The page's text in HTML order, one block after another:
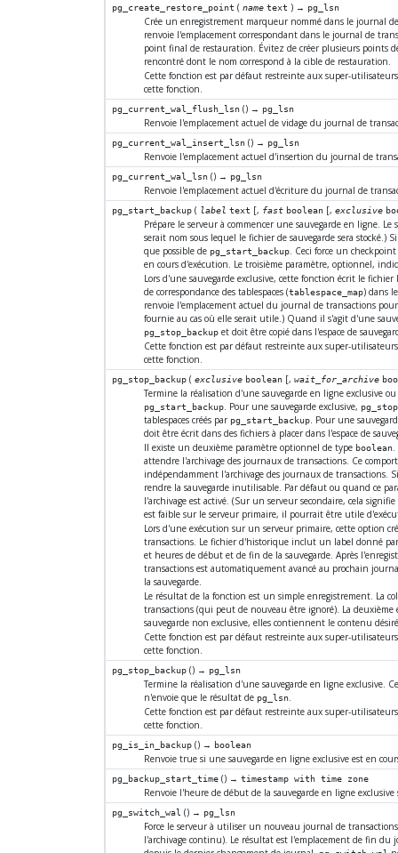
pg_create_restore_point (name text ) → pg_lsn
Crée un enregistrement marqueur nommé dans le journal
renvoie l'emplacement correspondant dans le journal de
point final de restauration. Évitez de créer plusieurs points
rencontré dont le nom correspond à la cible de restauration.
Cette fonction est par défaut restreinte aux super-
cette fonction.
pg_current_wal_flush_lsn () → pg_lsn
Renvoie l'emplacement actuel de vidage du journal de
pg_current_wal_insert_lsn () → pg_lsn
Renvoie l'emplacement actuel d'insertion du journal de
pg_current_wal_lsn () → pg_lsn
Renvoie l'emplacement actuel d'écriture du journal de
pg_start_backup ( label text [, fast boolean [,exclusive
Prépare le serveur à commencer une sauvegarde en ligne.
serait nom sous lequel le fichier de sauvegarde sera
que possible de pg_start_backup. Ceci force un
en cours d'exécution. Le troisième paramètre, optionnel,
Lors d'une sauvegarde exclusive, cette fonction écrit le fichier
de correspondance des tablespaces (tablespace_map) dans
renvoie l'emplacement actuel du journal de transactions
fournie au cas où elle serait utile.) Quand il s'agit d'une
pg_stop_backupet doit être copié dans l'espace de
Cette fonction est par défaut restreinte aux super-
cette fonction.
pg_stop_backup (exclusive boolean [,wait_for_archive
Termine la réalisation d'une sauvegarde en ligne exclusive
pg_start_backup. Pour une sauvegarde exclusive,
tablespaces créés par pg_start_backup. Pour une
doit être écrit dans des fichiers à placer dans l'espace de
Il existe un deuxième paramètre optionnel de type boolean.
attendre l'archivage des journaux de transactions. Ce
indépendamment l'archivage des journaux de transactions.
rendre la sauvegarde inutilisable. Par défaut ou quand ce
l'archivage est activé. (Sur un serveur secondaire, cela
est faible sur le serveur primaire, il pourrait être utile
Lors d'une exécution sur un serveur primaire, cette option
transactions. Le fichier d'historique inclut un label donné
et heures de début et de fin de la sauvegarde. Après
transactions est automatiquement avancé au prochain
la sauvegarde.
Le résultat de la fonction est un simple enregistrement. La
transactions (qui peut de nouveau être ignoré). La
sauvegarde non exclusive, elles contiennent le contenu
Cette fonction est par défaut restreinte aux super-
cette fonction.
pg_stop_backup () → pg_lsn
Termine la réalisation d'une sauvegarde en ligne exclusive.
n'envoie que le résultat de pg_lsn.
Cette fonction est par défaut restreinte aux super-
cette fonction.
pg_is_in_backup () → boolean
Renvoie true si une sauvegarde en ligne exclusive est en
pg_backup_start_time () →timestamp with time zone
Renvoie l'heure de début de la sauvegarde en ligne
pg_switch_wal () → pg_lsn
Force le serveur à utiliser un nouveau journal de
l'archivage continu). Le résultat est l'emplacement de fin